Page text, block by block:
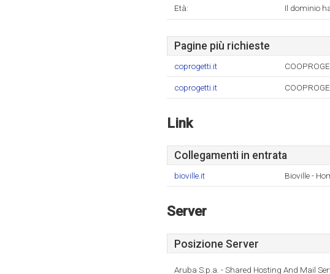
Età: Il dominio
Pagine più richieste
coprogetti.it
coprogetti.it
Link
Collegamenti in entrata
bioville.it Bioville -
Server
Posizione Server
Aruba S.p.a. - Shared Hosting And Mail